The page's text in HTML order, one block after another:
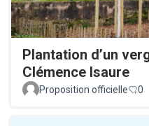
Plantation d’un
Clémence Isaure
Proposition officielle 0